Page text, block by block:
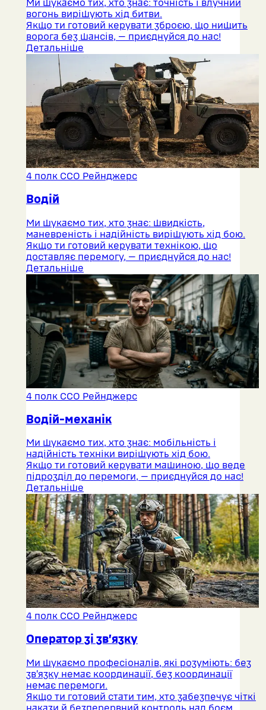
Ми шукаємо тих, хто знає: точність і влучний
вогонь вирішують хід битви.
Якщо ти готовий керувати зброєю, що нищить
ворога без шансів, — приєднуйся до нас!
Детальніше
4 полк ССО Рейнджерс
Водій
Ми шукаємо тих, хто знає: швидкість,
маневреність і надійність вирішують хід бою.
Якщо ти готовий керувати технікою, що
доставляє перемогу, — приєднуйся до нас!
Детальніше
4 полк ССО Рейнджерс
Водій-механік
Ми шукаємо тих, хто знає: мобільність і
надійність техніки вирішують хід бою.
Якщо ти готовий керувати машиною, що веде
підрозділ до перемоги, — приєднуйся до нас!
Детальніше
4 полк ССО Рейнджерс
Оператор зі зв’язку
Ми шукаємо професіоналів, які розуміють: без
зв’язку немає координації, без координації
немає перемоги.
Якщо ти готовий стати тим, хто забезпечує чіткі